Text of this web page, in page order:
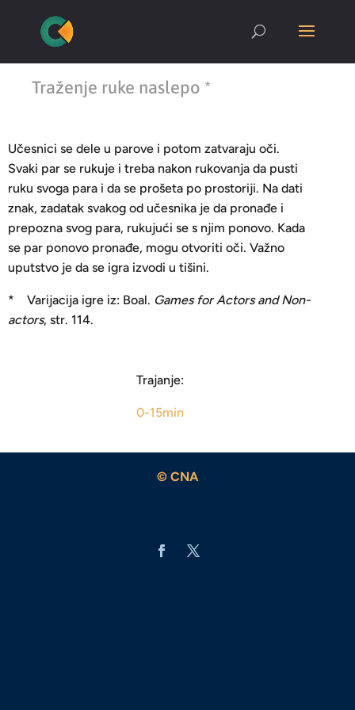
Traženje ruke naslepo *
Učesnici se dele u parove i potom zatvaraju oči.
Svaki par se rukuje i treba nakon rukovanja da pusti
ruku svoga para i da se prošeta po prostoriji. Na dati
znak, zadatak svakog od učesnika je da pronađe i
prepozna svog para, rukujući se s njim ponovo. Kada
se par ponovo pronađe, mogu otvoriti oči. Važno
uputstvo je da se igra izvodi u tišini.
* Varijacija igre iz: Boal. Games for Actors and Non-
actors, str. 114.
Trajanje:
0-15min
© CNA